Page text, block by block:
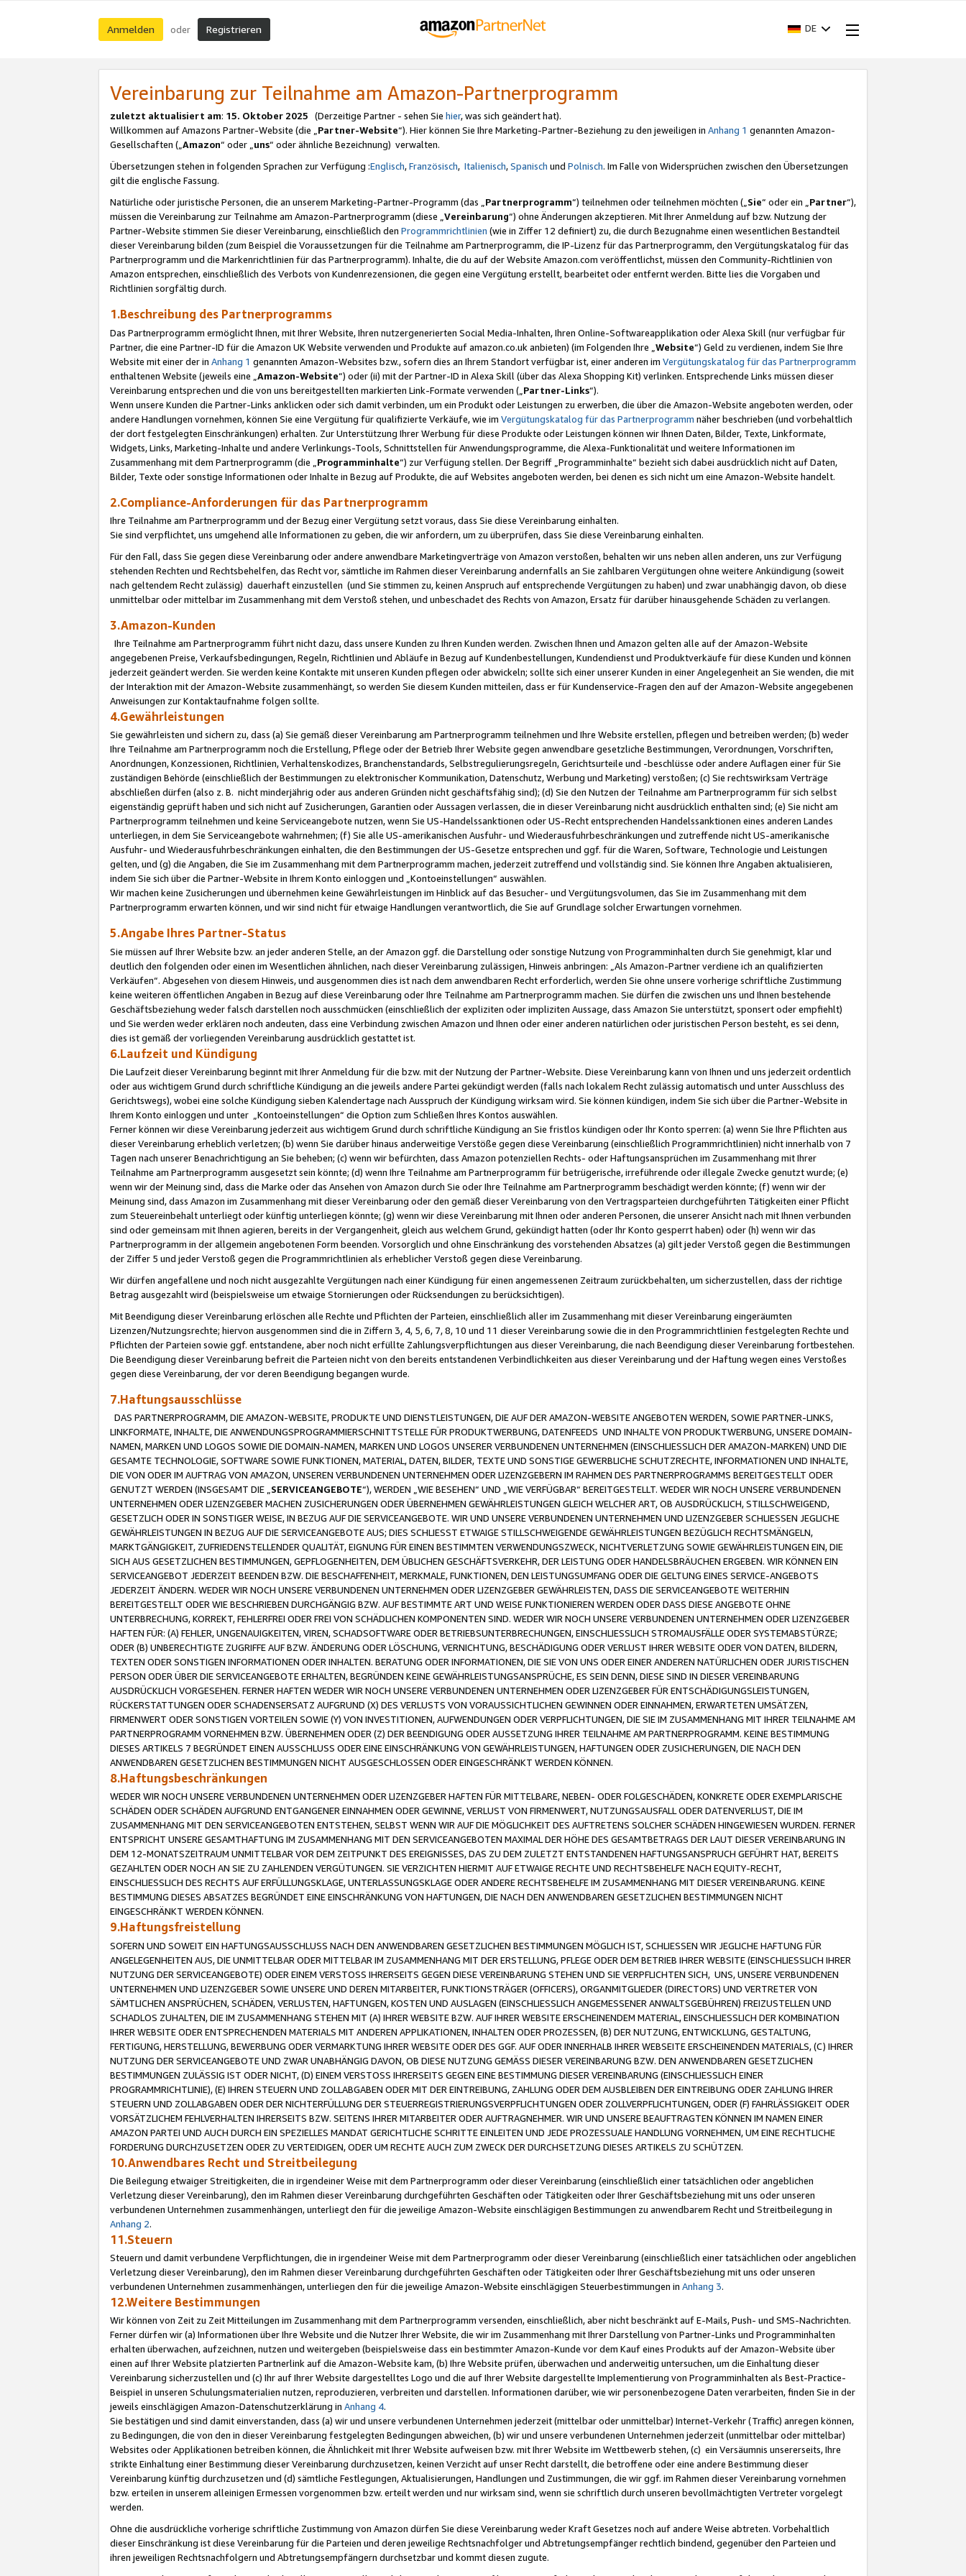
Anmelden oder Registrieren DE
Vereinbarung zur Teilnahme am Amazon-Partnerprogramm
zuletzt aktualisiert am: 15. Oktober 2025 (Derzeitige Partner - sehen Sie hier, was sich geändert hat).
Willkommen auf Amazons Partner-Website (die „Partner-Website“). Hier können Sie Ihre Marketing-Partner-Beziehung zu den jeweiligen in Anhang 1 genannten Amazon-
Gesellschaften („Amazon“ oder „uns“ oder ähnliche Bezeichnung) verwalten.
Übersetzungen stehen in folgenden Sprachen zur Verfügung :Englisch,Französisch, Italienisch,Spanisch und Polnisch. Im Falle von Widersprüchen zwischen den Übersetzungen
gilt die englische Fassung.
Natürliche oder juristische Personen, die an unserem Marketing-Partner-Programm (das „Partnerprogramm“) teilnehmen oder teilnehmen möchten („Sie“ oder ein „Partner“),
müssen die Vereinbarung zur Teilnahme am Amazon-Partnerprogramm (diese „Vereinbarung“) ohne Änderungen akzeptieren. Mit Ihrer Anmeldung auf bzw. Nutzung der
Partner-Website stimmen Sie dieser Vereinbarung, einschließlich den Programmrichtlinien (wie in Ziffer 12 definiert) zu, die durch Bezugnahme einen wesentlichen Bestandteil
dieser Vereinbarung bilden (zum Beispiel die Voraussetzungen für die Teilnahme am Partnerprogramm, die IP-Lizenz für das Partnerprogramm, den Vergütungskatalog für das
Partnerprogramm und die Markenrichtlinien für das Partnerprogramm). Inhalte, die du auf der Website Amazon.com veröffentlichst, müssen den Community-Richtlinien von
Amazon entsprechen, einschließlich des Verbots von Kundenrezensionen, die gegen eine Vergütung erstellt, bearbeitet oder entfernt werden. Bitte lies die Vorgaben und
Richtlinien sorgfältig durch.
1.Beschreibung des Partnerprogramms
Das Partnerprogramm ermöglicht Ihnen, mit Ihrer Website, Ihren nutzergenerierten Social Media-Inhalten, Ihren Online-Softwareapplikation oder Alexa Skill (nur verfügbar für
Partner, die eine Partner-ID für die Amazon UK Website verwenden und Produkte auf amazon.co.uk anbieten) (im Folgenden Ihre „ Website“) Geld zu verdienen, indem Sie Ihre
Website mit einer der in Anhang 1 genannten Amazon-Websites bzw., sofern dies an Ihrem Standort verfügbar ist, einer anderen im Vergütungskatalog für das Partnerprogramm
enthaltenen Website (jeweils eine „ Amazon-Website“) oder (ii) mit der Partner-ID in Alexa Skill (über das Alexa Shopping Kit) verlinken. Entsprechende Links müssen dieser
Vereinbarung entsprechen und die von uns bereitgestellten markierten Link-Formate verwenden („ Partner-Links“).
Wenn unsere Kunden die Partner-Links anklicken oder sich damit verbinden, um ein Produkt oder Leistungen zu erwerben, die über die Amazon-Website angeboten werden, oder
andere Handlungen vornehmen, können Sie eine Vergütung für qualifizierte Verkäufe, wie im Vergütungskatalog für das Partnerprogramm näher beschrieben (und vorbehaltlich
der dort festgelegten Einschränkungen) erhalten. Zur Unterstützung Ihrer Werbung für diese Produkte oder Leistungen können wir Ihnen Daten, Bilder, Texte, Linkformate,
Widgets, Links, Marketing-Inhalte und andere Verlinkungs-Tools, Schnittstellen für Anwendungsprogramme, die Alexa-Funktionalität und weitere Informationen im
Zusammenhang mit dem Partnerprogramm (die „ Programminhalte“) zur Verfügung stellen. Der Begriff „Programminhalte“ bezieht sich dabei ausdrücklich nicht auf Daten,
Bilder, Texte oder sonstige Informationen oder Inhalte in Bezug auf Produkte, die auf Websites angeboten werden, bei denen es sich nicht um eine Amazon-Website handelt.
2.Compliance-Anforderungen für das Partnerprogramm
Ihre Teilnahme am Partnerprogramm und der Bezug einer Vergütung setzt voraus, dass Sie diese Vereinbarung einhalten.
Sie sind verpflichtet, uns umgehend alle Informationen zu geben, die wir anfordern, um zu überprüfen, dass Sie diese Vereinbarung einhalten.
Für den Fall, dass Sie gegen diese Vereinbarung oder andere anwendbare Marketingverträge von Amazon verstoßen, behalten wir uns neben allen anderen, uns zur Verfügung
stehenden Rechten und Rechtsbehelfen, das Recht vor, sämtliche im Rahmen dieser Vereinbarung andernfalls an Sie zahlbaren Vergütungen ohne weitere Ankündigung (soweit
nach geltendem Recht zulässig) dauerhaft einzustellen (und Sie stimmen zu, keinen Anspruch auf entsprechende Vergütungen zu haben) und zwar unabhängig davon, ob diese
unmittelbar oder mittelbar im Zusammenhang mit dem Verstoß stehen, und unbeschadet des Rechts von Amazon, Ersatz für darüber hinausgehende Schäden zu verlangen.
3.Amazon-Kunden
Ihre Teilnahme am Partnerprogramm führt nicht dazu, dass unsere Kunden zu Ihren Kunden werden. Zwischen Ihnen und Amazon gelten alle auf der Amazon-Website
angegebenen Preise, Verkaufsbedingungen, Regeln, Richtlinien und Abläufe in Bezug auf Kundenbestellungen, Kundendienst und Produktverkäufe für diese Kunden und können
jederzeit geändert werden. Sie werden keine Kontakte mit unseren Kunden pflegen oder abwickeln; sollte sich einer unserer Kunden in einer Angelegenheit an Sie wenden, die mit
der Interaktion mit der Amazon-Website zusammenhängt, so werden Sie diesem Kunden mitteilen, dass er für Kundenservice-Fragen den auf der Amazon-Website angegebenen
Anweisungen zur Kontaktaufnahme folgen sollte.
4.Gewährleistungen
Sie gewährleisten und sichern zu, dass (a) Sie gemäß dieser Vereinbarung am Partnerprogramm teilnehmen und Ihre Website erstellen, pflegen und betreiben werden; (b) weder
Ihre Teilnahme am Partnerprogramm noch die Erstellung, Pflege oder der Betrieb Ihrer Website gegen anwendbare gesetzliche Bestimmungen, Verordnungen, Vorschriften,
Anordnungen, Konzessionen, Richtlinien, Verhaltenskodizes, Branchenstandards, Selbstregulierungsregeln, Gerichtsurteile und -beschlüsse oder andere Auflagen einer für Sie
zuständigen Behörde (einschließlich der Bestimmungen zu elektronischer Kommunikation, Datenschutz, Werbung und Marketing) verstoßen; (c) Sie rechtswirksam Verträge
abschließen dürfen (also z. B. nicht minderjährig oder aus anderen Gründen nicht geschäftsfähig sind); (d) Sie den Nutzen der Teilnahme am Partnerprogramm für sich selbst
eigenständig geprüft haben und sich nicht auf Zusicherungen, Garantien oder Aussagen verlassen, die in dieser Vereinbarung nicht ausdrücklich enthalten sind; (e) Sie nicht am
Partnerprogramm teilnehmen und keine Serviceangebote nutzen, wenn Sie US-Handelssanktionen oder US-Recht entsprechenden Handelssanktionen eines anderen Landes
unterliegen, in dem Sie Serviceangebote wahrnehmen; (f) Sie alle US-amerikanischen Ausfuhr- und Wiederausfuhrbeschränkungen und zutreffende nicht US-amerikanische
Ausfuhr- und Wiederausfuhrbeschränkungen einhalten, die den Bestimmungen der US-Gesetze entsprechen und ggf. für die Waren, Software, Technologie und Leistungen
gelten, und (g) die Angaben, die Sie im Zusammenhang mit dem Partnerprogramm machen, jederzeit zutreffend und vollständig sind. Sie können Ihre Angaben aktualisieren,
indem Sie sich über die Partner-Website in Ihrem Konto einloggen und „Kontoeinstellungen“ auswählen.
Wir machen keine Zusicherungen und übernehmen keine Gewährleistungen im Hinblick auf das Besucher- und Vergütungsvolumen, das Sie im Zusammenhang mit dem
Partnerprogramm erwarten können, und wir sind nicht für etwaige Handlungen verantwortlich, die Sie auf Grundlage solcher Erwartungen vornehmen.
5.Angabe Ihres Partner-Status
Sie müssen auf Ihrer Website bzw. an jeder anderen Stelle, an der Amazon ggf. die Darstellung oder sonstige Nutzung von Programminhalten durch Sie genehmigt, klar und
deutlich den folgenden oder einen im Wesentlichen ähnlichen, nach dieser Vereinbarung zulässigen, Hinweis anbringen: „Als Amazon-Partner verdiene ich an qualifizierten
Verkäufen“. Abgesehen von diesem Hinweis, und ausgenommen dies ist nach dem anwendbaren Recht erforderlich, werden Sie ohne unsere vorherige schriftliche Zustimmung
keine weiteren öffentlichen Angaben in Bezug auf diese Vereinbarung oder Ihre Teilnahme am Partnerprogramm machen. Sie dürfen die zwischen uns und Ihnen bestehende
Geschäftsbeziehung weder falsch darstellen noch ausschmücken (einschließlich der expliziten oder impliziten Aussage, dass Amazon Sie unterstützt, sponsert oder empfiehlt)
und Sie werden weder erklären noch andeuten, dass eine Verbindung zwischen Amazon und Ihnen oder einer anderen natürlichen oder juristischen Person besteht, es sei denn,
dies ist gemäß der vorliegenden Vereinbarung ausdrücklich gestattet ist.
6.Laufzeit und Kündigung
Die Laufzeit dieser Vereinbarung beginnt mit Ihrer Anmeldung für die bzw. mit der Nutzung der Partner-Website. Diese Vereinbarung kann von Ihnen und uns jederzeit ordentlich
oder aus wichtigem Grund durch schriftliche Kündigung an die jeweils andere Partei gekündigt werden (falls nach lokalem Recht zulässig automatisch und unter Ausschluss des
Gerichtswegs), wobei eine solche Kündigung sieben Kalendertage nach Ausspruch der Kündigung wirksam wird. Sie können kündigen, indem Sie sich über die Partner-Website in
Ihrem Konto einloggen und unter „Kontoeinstellungen“ die Option zum Schließen Ihres Kontos auswählen.
Ferner können wir diese Vereinbarung jederzeit aus wichtigem Grund durch schriftliche Kündigung an Sie fristlos kündigen oder Ihr Konto sperren: (a) wenn Sie Ihre Pflichten aus
dieser Vereinbarung erheblich verletzen; (b) wenn Sie darüber hinaus anderweitige Verstöße gegen diese Vereinbarung (einschließlich Programmrichtlinien) nicht innerhalb von 7
Tagen nach unserer Benachrichtigung an Sie beheben; (c) wenn wir befürchten, dass Amazon potenziellen Rechts- oder Haftungsansprüchen im Zusammenhang mit Ihrer
Teilnahme am Partnerprogramm ausgesetzt sein könnte; (d) wenn Ihre Teilnahme am Partnerprogramm für betrügerische, irreführende oder illegale Zwecke genutzt wurde; (e)
wenn wir der Meinung sind, dass die Marke oder das Ansehen von Amazon durch Sie oder Ihre Teilnahme am Partnerprogramm beschädigt werden könnte; (f) wenn wir der
Meinung sind, dass Amazon im Zusammenhang mit dieser Vereinbarung oder den gemäß dieser Vereinbarung von den Vertragsparteien durchgeführten Tätigkeiten einer Pflicht
zum Steuereinbehalt unterliegt oder künftig unterliegen könnte; (g) wenn wir diese Vereinbarung mit Ihnen oder anderen Personen, die unserer Ansicht nach mit Ihnen verbunden
sind oder gemeinsam mit Ihnen agieren, bereits in der Vergangenheit, gleich aus welchem Grund, gekündigt hatten (oder Ihr Konto gesperrt haben) oder (h) wenn wir das
Partnerprogramm in der allgemein angebotenen Form beenden. Vorsorglich und ohne Einschränkung des vorstehenden Absatzes (a) gilt jeder Verstoß gegen die Bestimmungen
der Ziffer 5 und jeder Verstoß gegen die Programmrichtlinien als erheblicher Verstoß gegen diese Vereinbarung.
Wir dürfen angefallene und noch nicht ausgezahlte Vergütungen nach einer Kündigung für einen angemessenen Zeitraum zurückbehalten, um sicherzustellen, dass der richtige
Betrag ausgezahlt wird (beispielsweise um etwaige Stornierungen oder Rücksendungen zu berücksichtigen).
Mit Beendigung dieser Vereinbarung erlöschen alle Rechte und Pflichten der Parteien, einschließlich aller im Zusammenhang mit dieser Vereinbarung eingeräumten
Lizenzen/Nutzungsrechte; hiervon ausgenommen sind die in Ziffern 3, 4, 5, 6, 7, 8, 10 und 11 dieser Vereinbarung sowie die in den Programmrichtlinien festgelegten Rechte und
Pflichten der Parteien sowie ggf. entstandene, aber noch nicht erfüllte Zahlungsverpflichtungen aus dieser Vereinbarung, die nach Beendigung dieser Vereinbarung fortbestehen.
Die Beendigung dieser Vereinbarung befreit die Parteien nicht von den bereits entstandenen Verbindlichkeiten aus dieser Vereinbarung und der Haftung wegen eines Verstoßes
gegen diese Vereinbarung, der vor deren Beendigung begangen wurde.
7.Haftungsausschlüsse
DAS PARTNERPROGRAMM, DIE AMAZON-WEBSITE, PRODUKTE UND DIENSTLEISTUNGEN, DIE AUF DER AMAZON-WEBSITE ANGEBOTEN WERDEN, SOWIE PARTNER-LINKS,
LINKFORMATE, INHALTE, DIE ANWENDUNGSPROGRAMMIERSCHNITTSTELLE FÜR PRODUKTWERBUNG, DATENFEEDS UND INHALTE VON PRODUKTWERBUNG, UNSERE DOMAIN-
NAMEN, MARKEN UND LOGOS SOWIE DIE DOMAIN-NAMEN, MARKEN UND LOGOS UNSERER VERBUNDENEN UNTERNEHMEN (EINSCHLIESSLICH DER AMAZON-MARKEN) UND DIE
GESAMTE TECHNOLOGIE, SOFTWARE SOWIE FUNKTIONEN, MATERIAL, DATEN, BILDER, TEXTE UND SONSTIGE GEWERBLICHE SCHUTZRECHTE, INFORMATIONEN UND INHALTE,
DIE VON ODER IM AUFTRAG VON AMAZON, UNSEREN VERBUNDENEN UNTERNEHMEN ODER LIZENZGEBERN IM RAHMEN DES PARTNERPROGRAMMS BEREITGESTELLT ODER
GENUTZT WERDEN (INSGESAMT DIE „ SERVICEANGEBOTE“), WERDEN „WIE BESEHEN“ UND „WIE VERFÜGBAR“ BEREITGESTELLT. WEDER WIR NOCH UNSERE VERBUNDENEN
UNTERNEHMEN ODER LIZENZGEBER MACHEN ZUSICHERUNGEN ODER ÜBERNEHMEN GEWÄHRLEISTUNGEN GLEICH WELCHER ART, OB AUSDRÜCKLICH, STILLSCHWEIGEND,
GESETZLICH ODER IN SONSTIGER WEISE, IN BEZUG AUF DIE SERVICEANGEBOTE. WIR UND UNSERE VERBUNDENEN UNTERNEHMEN UND LIZENZGEBER SCHLIESSEN JEGLICHE
GEWÄHRLEISTUNGEN IN BEZUG AUF DIE SERVICEANGEBOTE AUS; DIES SCHLIESST ETWAIGE STILLSCHWEIGENDE GEWÄHRLEISTUNGEN BEZÜGLICH RECHTSMÄNGELN,
MARKTGÄNGIGKEIT, ZUFRIEDENSTELLENDER QUALITÄT, EIGNUNG FÜR EINEN BESTIMMTEN VERWENDUNGSZWECK, NICHTVERLETZUNG SOWIE GEWÄHRLEISTUNGEN EIN, DIE
SICH AUS GESETZLICHEN BESTIMMUNGEN, GEPFLOGENHEITEN, DEM ÜBLICHEN GESCHÄFTSVERKEHR, DER LEISTUNG ODER HANDELSBRÄUCHEN ERGEBEN. WIR KÖNNEN EIN
SERVICEANGEBOT JEDERZEIT BEENDEN BZW. DIE BESCHAFFENHEIT, MERKMALE, FUNKTIONEN, DEN LEISTUNGSUMFANG ODER DIE GELTUNG EINES SERVICE-ANGEBOTS
JEDERZEIT ÄNDERN. WEDER WIR NOCH UNSERE VERBUNDENEN UNTERNEHMEN ODER LIZENZGEBER GEWÄHRLEISTEN, DASS DIE SERVICEANGEBOTE WEITERHIN
BEREITGESTELLT ODER WIE BESCHRIEBEN DURCHGÄNGIG BZW. AUF BESTIMMTE ART UND WEISE FUNKTIONIEREN WERDEN ODER DASS DIESE ANGEBOTE OHNE
UNTERBRECHUNG, KORREKT, FEHLERFREI ODER FREI VON SCHÄDLICHEN KOMPONENTEN SIND. WEDER WIR NOCH UNSERE VERBUNDENEN UNTERNEHMEN ODER LIZENZGEBER
HAFTEN FÜR: (A) FEHLER, UNGENAUIGKEITEN, VIREN, SCHADSOFTWARE ODER BETRIEBSUNTERBRECHUNGEN, EINSCHLIESSLICH STROMAUSFÄLLE ODER SYSTEMABSTÜRZE;
ODER (B) UNBERECHTIGTE ZUGRIFFE AUF BZW. ÄNDERUNG ODER LÖSCHUNG, VERNICHTUNG, BESCHÄDIGUNG ODER VERLUST IHRER WEBSITE ODER VON DATEN, BILDERN,
TEXTEN ODER SONSTIGEN INFORMATIONEN ODER INHALTEN. BERATUNG ODER INFORMATIONEN, DIE SIE VON UNS ODER EINER ANDEREN NATÜRLICHEN ODER JURISTISCHEN
PERSON ODER ÜBER DIE SERVICEANGEBOTE ERHALTEN, BEGRÜNDEN KEINE GEWÄHRLEISTUNGSANSPRÜCHE, ES SEIN DENN, DIESE SIND IN DIESER VEREINBARUNG
AUSDRÜCKLICH VORGESEHEN. FERNER HAFTEN WEDER WIR NOCH UNSERE VERBUNDENEN UNTERNEHMEN ODER LIZENZGEBER FÜR ENTSCHÄDIGUNGSLEISTUNGEN,
RÜCKERSTATTUNGEN ODER SCHADENSERSATZ AUFGRUND (X) DES VERLUSTS VON VORAUSSICHTLICHEN GEWINNEN ODER EINNAHMEN, ERWARTETEN UMSÄTZEN,
FIRMENWERT ODER SONSTIGEN VORTEILEN SOWIE (Y) VON INVESTITIONEN, AUFWENDUNGEN ODER VERPFLICHTUNGEN, DIE SIE IM ZUSAMMENHANG MIT IHRER TEILNAHME AM
PARTNERPROGRAMM VORNEHMEN BZW. ÜBERNEHMEN ODER (Z) DER BEENDIGUNG ODER AUSSETZUNG IHRER TEILNAHME AM PARTNERPROGRAMM. KEINE BESTIMMUNG
DIESES ARTIKELS 7 BEGRÜNDET EINEN AUSSCHLUSS ODER EINE EINSCHRÄNKUNG VON GEWÄHRLEISTUNGEN, HAFTUNGEN ODER ZUSICHERUNGEN, DIE NACH DEN
ANWENDBAREN GESETZLICHEN BESTIMMUNGEN NICHT AUSGESCHLOSSEN ODER EINGESCHRÄNKT WERDEN KÖNNEN.
8.Haftungsbeschränkungen
WEDER WIR NOCH UNSERE VERBUNDENEN UNTERNEHMEN ODER LIZENZGEBER HAFTEN FÜR MITTELBARE, NEBEN- ODER FOLGESCHÄDEN, KONKRETE ODER EXEMPLARISCHE
SCHÄDEN ODER SCHÄDEN AUFGRUND ENTGANGENER EINNAHMEN ODER GEWINNE, VERLUST VON FIRMENWERT, NUTZUNGSAUSFALL ODER DATENVERLUST, DIE IM
ZUSAMMENHANG MIT DEN SERVICEANGEBOTEN ENTSTEHEN, SELBST WENN WIR AUF DIE MÖGLICHKEIT DES AUFTRETENS SOLCHER SCHÄDEN HINGEWIESEN WURDEN. FERNER
ENTSPRICHT UNSERE GESAMTHAFTUNG IM ZUSAMMENHANG MIT DEN SERVICEANGEBOTEN MAXIMAL DER HÖHE DES GESAMTBETRAGS DER LAUT DIESER VEREINBARUNG IN
DEM 12-MONATSZEITRAUM UNMITTELBAR VOR DEM ZEITPUNKT DES EREIGNISSES, DAS ZU DEM ZULETZT ENTSTANDENEN HAFTUNGSANSPRUCH GEFÜHRT HAT, BEREITS
GEZAHLTEN ODER NOCH AN SIE ZU ZAHLENDEN VERGÜTUNGEN. SIE VERZICHTEN HIERMIT AUF ETWAIGE RECHTE UND RECHTSBEHELFE NACH EQUITY-RECHT,
EINSCHLIESSLICH DES RECHTS AUF ERFÜLLUNGSKLAGE, UNTERLASSUNGSKLAGE ODER ANDERE RECHTSBEHELFE IM ZUSAMMENHANG MIT DIESER VEREINBARUNG. KEINE
BESTIMMUNG DIESES ABSATZES BEGRÜNDET EINE EINSCHRÄNKUNG VON HAFTUNGEN, DIE NACH DEN ANWENDBAREN GESETZLICHEN BESTIMMUNGEN NICHT
EINGESCHRÄNKT WERDEN KÖNNEN.
9.Haftungsfreistellung
SOFERN UND SOWEIT EIN HAFTUNGSAUSSCHLUSS NACH DEN ANWENDBAREN GESETZLICHEN BESTIMMUNGEN MÖGLICH IST, SCHLIESSEN WIR JEGLICHE HAFTUNG FÜR
ANGELEGENHEITEN AUS, DIE UNMITTELBAR ODER MITTELBAR IM ZUSAMMENHANG MIT DER ERSTELLUNG, PFLEGE ODER DEM BETRIEB IHRER WEBSITE (EINSCHLIESSLICH IHRER
NUTZUNG DER SERVICEANGEBOTE) ODER EINEM VERSTOSS IHRERSEITS GEGEN DIESE VEREINBARUNG STEHEN UND SIE VERPFLICHTEN SICH, UNS, UNSERE VERBUNDENEN
UNTERNEHMEN UND LIZENZGEBER SOWIE UNSERE UND DEREN MITARBEITER, FUNKTIONSTRÄGER (OFFICERS), ORGANMITGLIEDER (DIRECTORS) UND VERTRETER VON
SÄMTLICHEN ANSPRÜCHEN, SCHÄDEN, VERLUSTEN, HAFTUNGEN, KOSTEN UND AUSLAGEN (EINSCHLIESSLICH ANGEMESSENER ANWALTSGEBÜHREN) FREIZUSTELLEN UND
SCHADLOS ZUHALTEN, DIE IM ZUSAMMENHANG STEHEN MIT (A) IHRER WEBSITE BZW. AUF IHRER WEBSITE ERSCHEINENDEM MATERIAL, EINSCHLIESSLICH DER KOMBINATION
IHRER WEBSITE ODER ENTSPRECHENDEN MATERIALS MIT ANDEREN APPLIKATIONEN, INHALTEN ODER PROZESSEN, (B) DER NUTZUNG, ENTWICKLUNG, GESTALTUNG,
FERTIGUNG, HERSTELLUNG, BEWERBUNG ODER VERMARKTUNG IHRER WEBSITE ODER DES GGF. AUF ODER INNERHALB IHRER WEBSEITE ERSCHEINENDEN MATERIALS, (C) IHRER
NUTZUNG DER SERVICEANGEBOTE UND ZWAR UNABHÄNGIG DAVON, OB DIESE NUTZUNG GEMÄSS DIESER VEREINBARUNG BZW. DEN ANWENDBAREN GESETZLICHEN
BESTIMMUNGEN ZULÄSSIG IST ODER NICHT, (D) EINEM VERSTOSS IHRERSEITS GEGEN EINE BESTIMMUNG DIESER VEREINBARUNG (EINSCHLIESSLICH EINER
PROGRAMMRICHTLINIE), (E) IHREN STEUERN UND ZOLLABGABEN ODER MIT DER EINTREIBUNG, ZAHLUNG ODER DEM AUSBLEIBEN DER EINTREIBUNG ODER ZAHLUNG IHRER
STEUERN UND ZOLLABGABEN ODER DER NICHTERFÜLLUNG DER STEUERREGISTRIERUNGSVERPFLICHTUNGEN ODER ZOLLVERPFLICHTUNGEN, ODER (F) FAHRLÄSSIGKEIT ODER
VORSÄTZLICHEM FEHLVERHALTEN IHRERSEITS BZW. SEITENS IHRER MITARBEITER ODER AUFTRAGNEHMER. WIR UND UNSERE BEAUFTRAGTEN KÖNNEN IM NAMEN EINER
AMAZON PARTEI UND AUCH DURCH EIN SPEZIELLES MANDAT GERICHTLICHE SCHRITTE EINLEITEN UND JEDE PROZESSUALE HANDLUNG VORNEHMEN, UM EINE RECHTLICHE
FORDERUNG DURCHZUSETZEN ODER ZU VERTEIDIGEN, ODER UM RECHTE AUCH ZUM ZWECK DER DURCHSETZUNG DIESES ARTIKELS ZU SCHÜTZEN.
10.Anwendbares Recht und Streitbeilegung
Die Beilegung etwaiger Streitigkeiten, die in irgendeiner Weise mit dem Partnerprogramm oder dieser Vereinbarung (einschließlich einer tatsächlichen oder angeblichen
Verletzung dieser Vereinbarung), den im Rahmen dieser Vereinbarung durchgeführten Geschäften oder Tätigkeiten oder Ihrer Geschäftsbeziehung mit uns oder unseren
verbundenen Unternehmen zusammenhängen, unterliegt den für die jeweilige Amazon-Website einschlägigen Bestimmungen zu anwendbarem Recht und Streitbeilegung in
Anhang 2.
11.Steuern
Steuern und damit verbundene Verpflichtungen, die in irgendeiner Weise mit dem Partnerprogramm oder dieser Vereinbarung (einschließlich einer tatsächlichen oder angeblichen
Verletzung dieser Vereinbarung), den im Rahmen dieser Vereinbarung durchgeführten Geschäften oder Tätigkeiten oder Ihrer Geschäftsbeziehung mit uns oder unseren
verbundenen Unternehmen zusammenhängen, unterliegen den für die jeweilige Amazon-Website einschlägigen Steuerbestimmungen in Anhang 3.
12.Weitere Bestimmungen
Wir können von Zeit zu Zeit Mitteilungen im Zusammenhang mit dem Partnerprogramm versenden, einschließlich, aber nicht beschränkt auf E-Mails, Push- und SMS-Nachrichten.
Ferner dürfen wir (a) Informationen über Ihre Website und die Nutzer Ihrer Website, die wir im Zusammenhang mit Ihrer Darstellung von Partner-Links und Programminhalten
erhalten überwachen, aufzeichnen, nutzen und weitergeben (beispielsweise dass ein bestimmter Amazon-Kunde vor dem Kauf eines Produkts auf der Amazon-Website über
einen auf Ihrer Website platzierten Partnerlink auf die Amazon-Website kam, (b) Ihre Website prüfen, überwachen und anderweitig untersuchen, um die Einhaltung dieser
Vereinbarung sicherzustellen und (c) Ihr auf Ihrer Website dargestelltes Logo und die auf Ihrer Website dargestellte Implementierung von Programminhalten als Best-Practice-
Beispiel in unseren Schulungsmaterialien nutzen, reproduzieren, verbreiten und darstellen. Informationen darüber, wie wir personenbezogene Daten verarbeiten, finden Sie in der
jeweils einschlägigen Amazon-Datenschutzerklärung in Anhang 4.
Sie bestätigen und sind damit einverstanden, dass (a) wir und unsere verbundenen Unternehmen jederzeit (mittelbar oder unmittelbar) Internet-Verkehr (Traffic) anregen können,
zu Bedingungen, die von den in dieser Vereinbarung festgelegten Bedingungen abweichen, (b) wir und unsere verbundenen Unternehmen jederzeit (unmittelbar oder mittelbar)
Websites oder Applikationen betreiben können, die Ähnlichkeit mit Ihrer Website aufweisen bzw. mit Ihrer Website im Wettbewerb stehen, (c) ein Versäumnis unsererseits, Ihre
strikte Einhaltung einer Bestimmung dieser Vereinbarung durchzusetzen, keinen Verzicht auf unser Recht darstellt, die betroffene oder eine andere Bestimmung dieser
Vereinbarung künftig durchzusetzen und (d) sämtliche Festlegungen, Aktualisierungen, Handlungen und Zustimmungen, die wir ggf. im Rahmen dieser Vereinbarung vornehmen
bzw. erteilen in unserem alleinigen Ermessen vorgenommen bzw. erteilt werden und nur wirksam sind, wenn sie schriftlich durch unseren bevollmächtigten Vertreter vorgelegt
werden.
Ohne die ausdrückliche vorherige schriftliche Zustimmung von Amazon dürfen Sie diese Vereinbarung weder Kraft Gesetzes noch auf andere Weise abtreten. Vorbehaltlich
dieser Einschränkung ist diese Vereinbarung für die Parteien und deren jeweilige Rechtsnachfolger und Abtretungsempfänger rechtlich bindend, gegenüber den Parteien und
ihren jeweiligen Rechtsnachfolgern und Abtretungsempfängern durchsetzbar und kommt diesen zugute.